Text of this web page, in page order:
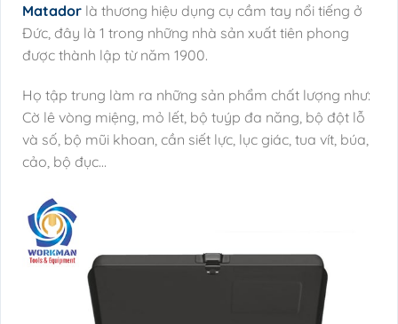
Matador là thương hiệu dụng cụ cầm tay nổi tiếng ở
Đức, đây là 1 trong những nhà sản xuất tiên phong
được thành lập từ năm 1900.
Họ tập trung làm ra những sản phẩm chất lượng như:
Cờ lê vòng miệng, mỏ lết, bộ tuýp đa năng, bộ đột lỗ
và số, bộ mũi khoan, cần siết lực, lục giác, tua vít, búa,
cảo, bộ đục…